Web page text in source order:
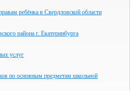
ребёнка в Свердловской области
района г. Екатеринбурга
услуг
по основным предметам школьной